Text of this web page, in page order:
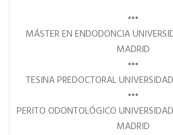
•••
MÁSTER EN ENDODONCIA
MADRID
•••
TESINA PREDOCTORAL
•••
PERITO ODONTOLÓGICO
MADRID